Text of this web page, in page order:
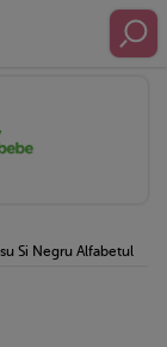
Si Negru Alfabetul